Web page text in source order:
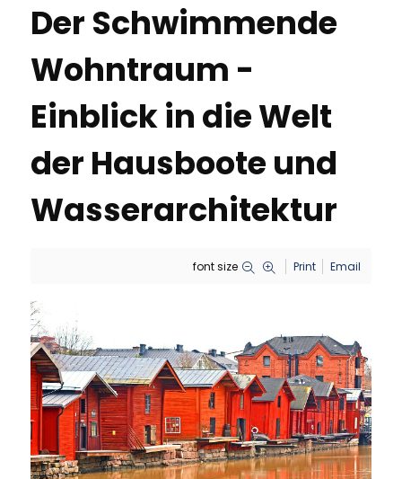
Der Schwimmende
Wohntraum -
Einblick in die Welt
der Hausboote und
Wasserarchitektur
font size Print Email